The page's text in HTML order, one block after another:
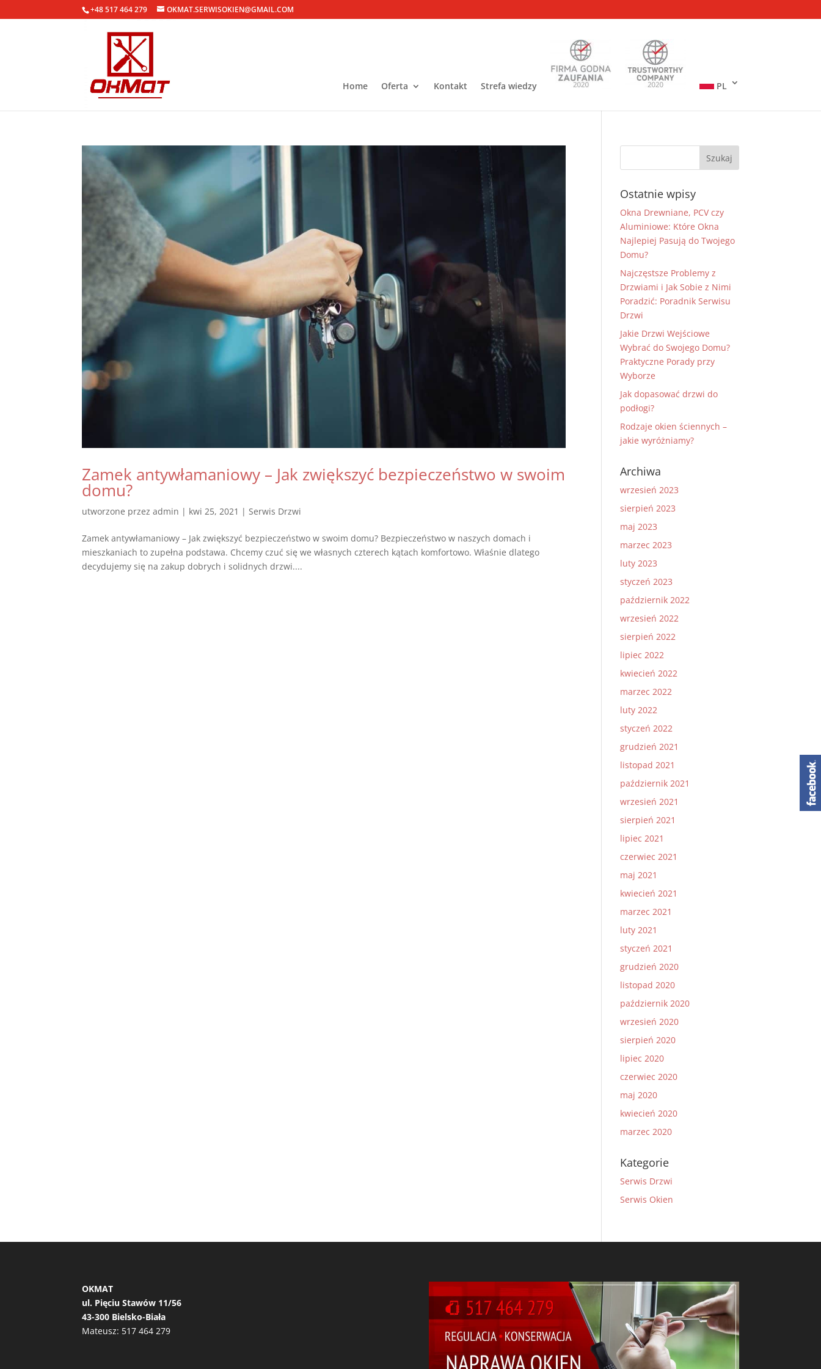
+48 517 464 279 OKMAT.SERWISOKIEN@GMAIL.COM
Home Oferta Kontakt Strefa wiedzy PL
Zamek antywłamaniowy – Jak zwiększyć bezpieczeństwo w swoim
domu?
utworzone przezadmin | kwi 25, 2021 | Serwis Drzwi
Zamek antywłamaniowy – Jak zwiększyć bezpieczeństwo w swoim domu? Bezpieczeństwo w naszych domach i
mieszkaniach to zupełna podstawa. Chcemy czuć się we własnych czterech kątach komfortowo. Właśnie dlatego
decydujemy się na zakup dobrych i solidnych drzwi....
Ostatnie wpisy
Okna Drewniane, PCV czy
Aluminiowe: Które Okna
Najlepiej Pasują do Twojego
Domu?
Najczęstsze Problemy z
Drzwiami i Jak Sobie z Nimi
Poradzić: Poradnik Serwisu
Drzwi
Jakie Drzwi Wejściowe
Wybrać do Swojego Domu?
Praktyczne Porady przy
Wyborze
Jak dopasować drzwi do
podłogi?
Rodzaje okien ściennych –
jakie wyróżniamy?
Archiwa
wrzesień 2023
sierpień 2023
maj 2023
marzec 2023
luty 2023
styczeń 2023
październik 2022
wrzesień 2022
sierpień 2022
lipiec 2022
kwiecień 2022
marzec 2022
luty 2022
styczeń 2022
grudzień 2021
listopad 2021
październik 2021
wrzesień 2021
sierpień 2021
lipiec 2021
czerwiec 2021
maj 2021
kwiecień 2021
marzec 2021
luty 2021
styczeń 2021
grudzień 2020
listopad 2020
październik 2020
wrzesień 2020
sierpień 2020
lipiec 2020
czerwiec 2020
maj 2020
kwiecień 2020
marzec 2020
Kategorie
Serwis Drzwi
Serwis Okien
OKMAT
ul. Pięciu Stawów 11/56
43-300 Bielsko-Biała
Mateusz: 517 464 279